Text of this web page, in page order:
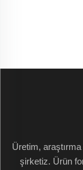
Üretim,
şirketiz. Ürün